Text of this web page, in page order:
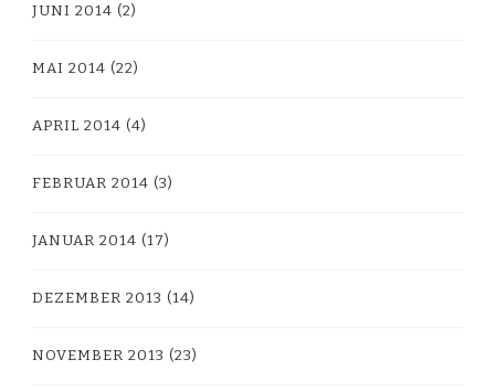
JUNI 2014 (2)
MAI 2014 (22)
APRIL 2014 (4)
FEBRUAR 2014 (3)
JANUAR 2014 (17)
DEZEMBER 2013 (14)
NOVEMBER 2013 (23)